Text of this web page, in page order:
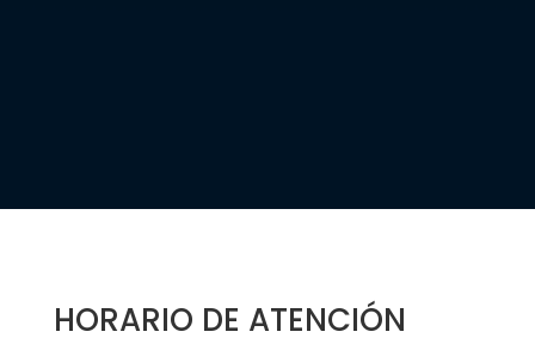
HORARIO DE ATENCIÓN